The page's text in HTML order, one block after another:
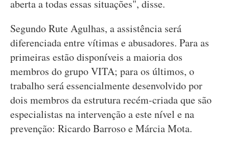
aberta a todas essas situações", disse.
Segundo Rute Agulhas, a assistência será
diferenciada entre vítimas e abusadores. Para as
primeiras estão disponíveis a maioria dos
membros do grupo VITA; para os últimos, o
trabalho será essencialmente desenvolvido por
dois membros da estrutura recém-criada que são
especialistas na intervenção a este nível e na
prevenção: Ricardo Barroso e Márcia Mota.